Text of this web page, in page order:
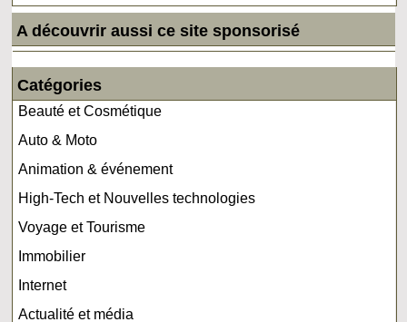
A découvrir aussi ce site sponsorisé
Catégories
Beauté et Cosmétique
Auto & Moto
Animation & événement
High-Tech et Nouvelles technologies
Voyage et Tourisme
Immobilier
Internet
Actualité et média